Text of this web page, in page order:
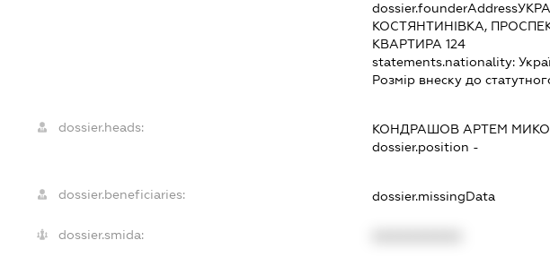
dossier.founderAddress
КОСТЯНТИНІВКА,
КВАРТИРА 124
statements.nationality:
Розмір внеску до
dossier.heads:
КОНДРАШОВ АРТЕМ
dossier.position -
dossier.beneficiaries: dossier.missingData
dossier.smida: